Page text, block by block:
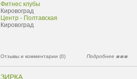
Фитнес клубы
Кировоград
Центр - Полтавская
Кировоград
Отзывы и комментарии (0) Подробнее
ЗИРКА